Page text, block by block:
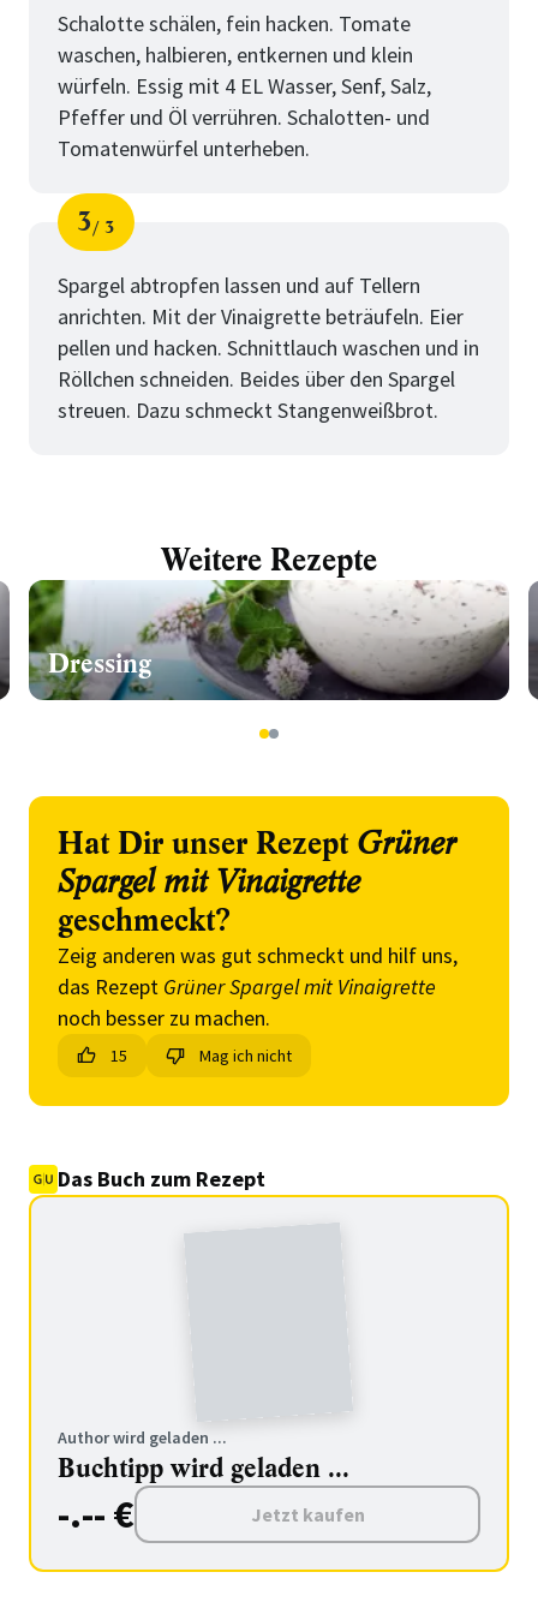
Schalotte schälen, fein hacken. Tomate
waschen, halbieren, entkernen und klein
würfeln. Essig mit 4 EL Wasser, Senf, Salz,
Pfeffer und Öl verrühren. Schalotten- und
Tomatenwürfel unterheben.
Schritt
3
von
3
Spargel abtropfen lassen und auf Tellern
anrichten. Mit der Vinaigrette beträufeln. Eier
pellen und hacken. Schnittlauch waschen und in
Röllchen schneiden. Beides über den Spargel
streuen. Dazu schmeckt Stangenweißbrot.
Weitere Rezepte
Dressing
12
Hat Dir unser Rezept Grüner
Spargel mit Vinaigrette
geschmeckt?
Zeig anderen was gut schmeckt und hilf uns,
das Rezept Grüner Spargel mit Vinaigrette
noch besser zu machen.
15 Mag ich nicht
Das Buch zum Rezept
Author wird geladen ...
Buchtipp wird geladen ...
-.-- € Jetzt kaufen